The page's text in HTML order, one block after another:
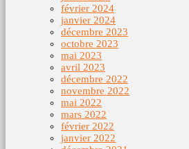
février 2024
janvier 2024
décembre 2023
octobre 2023
mai 2023
avril 2023
décembre 2022
novembre 2022
mai 2022
mars 2022
février 2022
janvier 2022